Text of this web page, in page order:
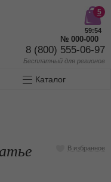
8 (800) 555-06-97
Бесплатный для регионов
5
59:53
№ 000-000
Каталог
В избранное